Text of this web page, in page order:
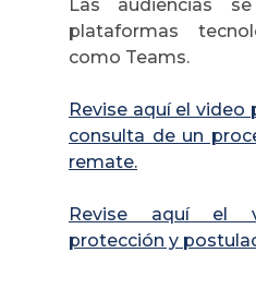
Las audiencias
plataformas
como Teams.
Revise aquí el video
consulta de un
remate.
Revise aquí el
protección y